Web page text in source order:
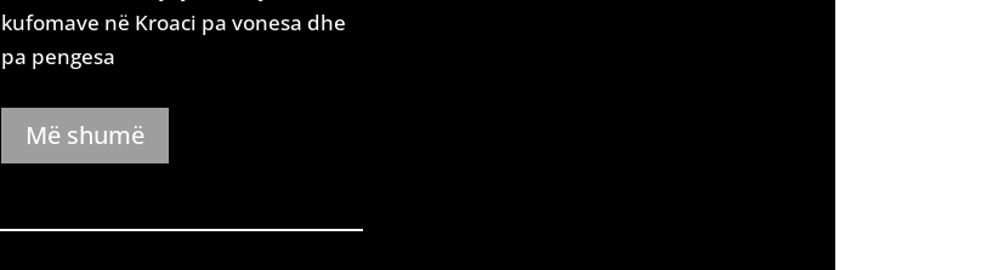
kufomave në Kroaci pa vonesa dhe
pa pengesa
Më shumë